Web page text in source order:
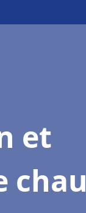
et